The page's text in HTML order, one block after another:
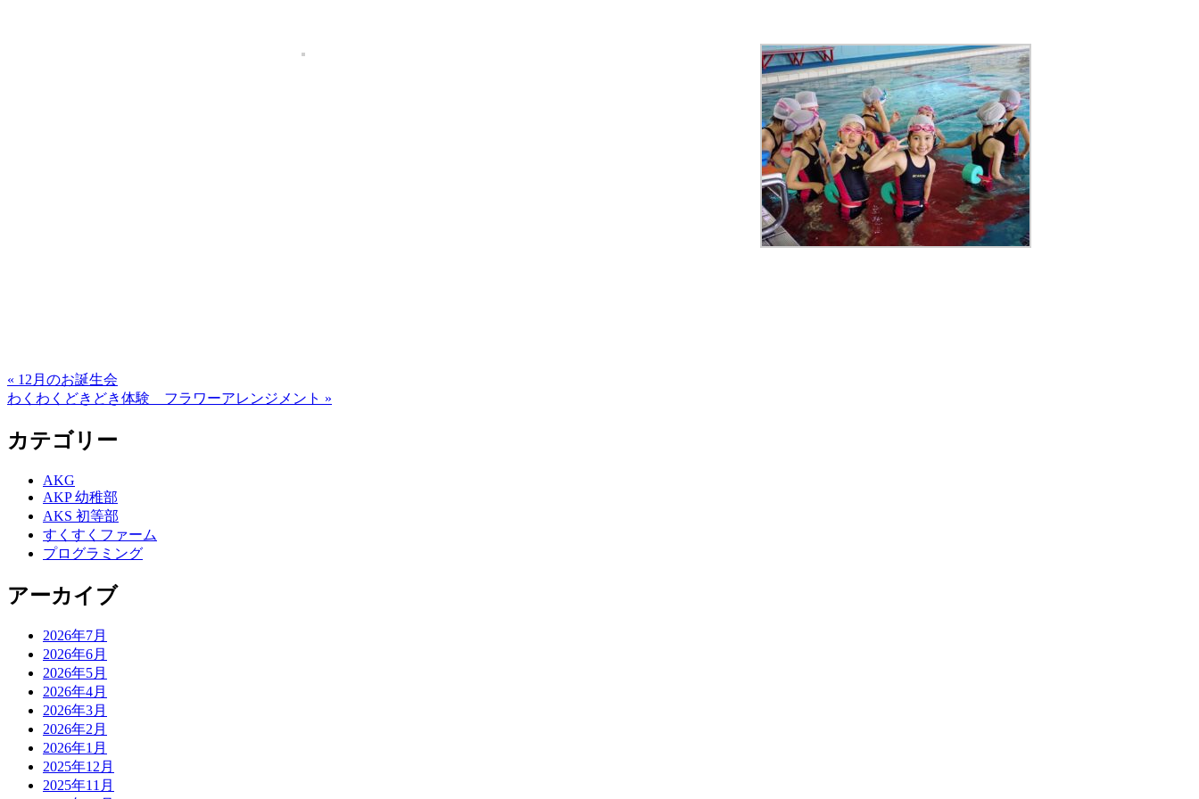
« 12月のお誕生会
わくわくどきどき体験 フラワーアレンジメント »
カテゴリー
AKG
AKP 幼稚部
AKS 初等部
すくすくファーム
プログラミング
アーカイブ
2026年7月
2026年6月
2026年5月
2026年4月
2026年3月
2026年2月
2026年1月
2025年12月
2025年11月